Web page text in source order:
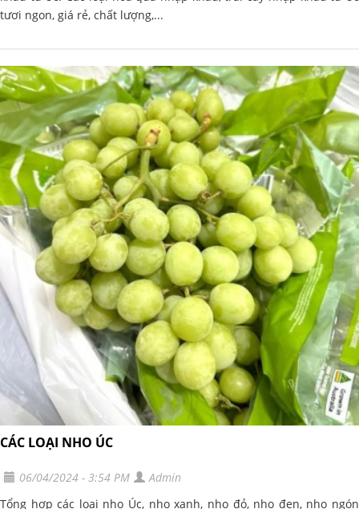
tươi ngon, giá rẻ, chất lượng,...
CÁC LOẠI NHO ÚC
06/04/2024 - 3:54 PM
Admin
Tổng hợp các loại nho Úc, nho xanh, nho đỏ, nho đen, nho ngón